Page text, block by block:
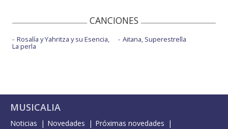
CANCIONES
Rosalía y Yahritza y su Esencia,
La perla
Aitana, Superestrella
MUSICALIA
Noticias Novedades
Próximas novedades